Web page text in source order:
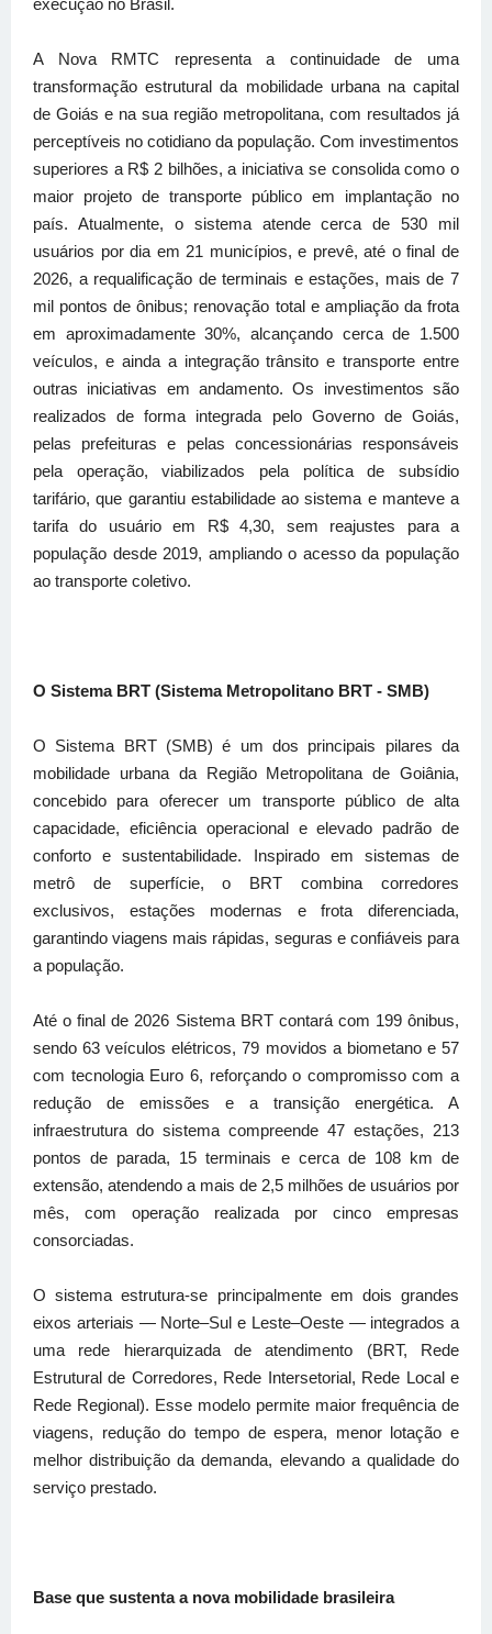
execução no Brasil.
A Nova RMTC representa a continuidade de uma
transformação estrutural da mobilidade urbana na capital
de Goiás e na sua região metropolitana, com resultados já
perceptíveis no cotidiano da população. Com investimentos
superiores a R$ 2 bilhões, a iniciativa se consolida como o
maior projeto de transporte público em implantação no
país. Atualmente, o sistema atende cerca de 530 mil
usuários por dia em 21 municípios, e prevê, até o final de
2026, a requalificação de terminais e estações, mais de 7
mil pontos de ônibus; renovação total e ampliação da frota
em aproximadamente 30%, alcançando cerca de 1.500
veículos, e ainda a integração trânsito e transporte entre
outras iniciativas em andamento. Os investimentos são
realizados de forma integrada pelo Governo de Goiás,
pelas prefeituras e pelas concessionárias responsáveis
pela operação, viabilizados pela política de subsídio
tarifário, que garantiu estabilidade ao sistema e manteve a
tarifa do usuário em R$ 4,30, sem reajustes para a
população desde 2019, ampliando o acesso da população
ao transporte coletivo.
O Sistema BRT (Sistema Metropolitano BRT - SMB)
O Sistema BRT (SMB) é um dos principais pilares da
mobilidade urbana da Região Metropolitana de Goiânia,
concebido para oferecer um transporte público de alta
capacidade, eficiência operacional e elevado padrão de
conforto e sustentabilidade. Inspirado em sistemas de
metrô de superfície, o BRT combina corredores
exclusivos, estações modernas e frota diferenciada,
garantindo viagens mais rápidas, seguras e confiáveis para
a população.
Até o final de 2026 Sistema BRT contará com 199 ônibus,
sendo 63 veículos elétricos, 79 movidos a biometano e 57
com tecnologia Euro 6, reforçando o compromisso com a
redução de emissões e a transição energética. A
infraestrutura do sistema compreende 47 estações, 213
pontos de parada, 15 terminais e cerca de 108 km de
extensão, atendendo a mais de 2,5 milhões de usuários por
mês, com operação realizada por cinco empresas
consorciadas.
O sistema estrutura-se principalmente em dois grandes
eixos arteriais — Norte–Sul e Leste–Oeste — integrados a
uma rede hierarquizada de atendimento (BRT, Rede
Estrutural de Corredores, Rede Intersetorial, Rede Local e
Rede Regional). Esse modelo permite maior frequência de
viagens, redução do tempo de espera, menor lotação e
melhor distribuição da demanda, elevando a qualidade do
serviço prestado.
Base que sustenta a nova mobilidade brasileira